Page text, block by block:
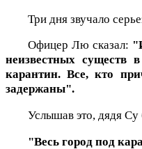
Три дня звучало
Офицер Лю сказал:
неизвестных существ
карантин. Все, кто
задержаны".
Услышав это, дядя Су
"Весь город под